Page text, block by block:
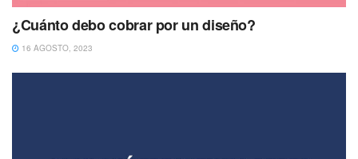
¿Cuánto debo cobrar por un diseño?
16 AGOSTO, 2023